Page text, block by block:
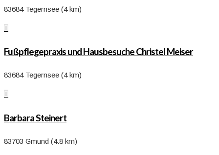
83684 Tegernsee (4 km)

Fußpflegepraxis und Hausbesuche Christel Meiser
83684 Tegernsee (4 km)

Barbara Steinert
83703 Gmund (4.8 km)